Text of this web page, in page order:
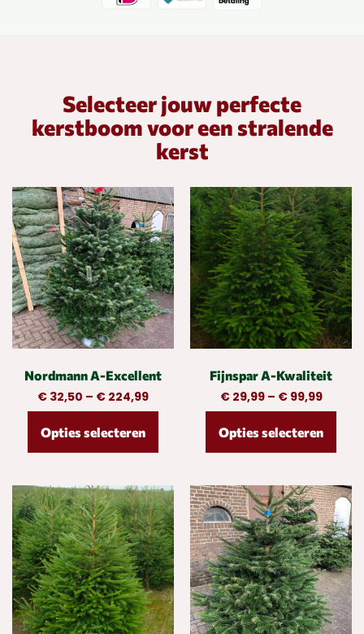
Selecteer jouw perfecte
kerstboom voor een stralende
kerst
Nordmann A-Excellent
€ 32,50 – € 224,99
Opties selecteren
Fijnspar A-Kwaliteit
€29,99– €99,99
Opties selecteren